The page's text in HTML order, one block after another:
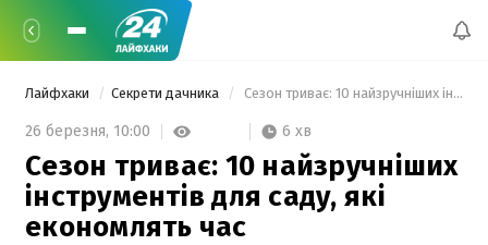
Лайфхаки Секрети дачника Сезон триває: 10 найзручніших інструментів для саду, які економлять час
26 березня, 10:00 6 хв
Сезон триває: 10 найзручніших
інструментів для саду, які
економлять час